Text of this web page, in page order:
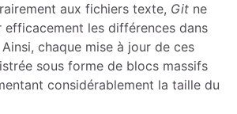
aux fichiers texte, Git ne
efficacement les différences dans
chaque mise à jour de ces
sous forme de blocs massifs
considérablement la taille du